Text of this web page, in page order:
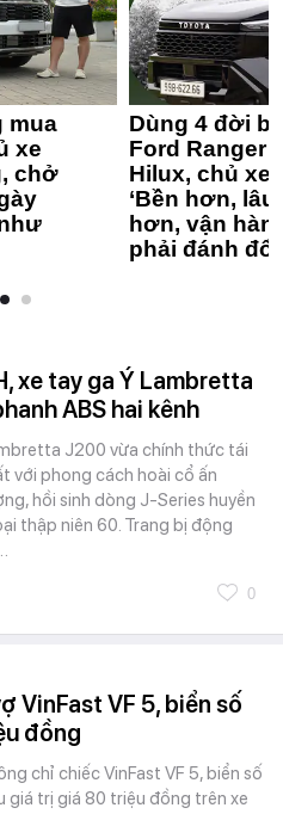
mua
xe
chở
Dùng 4 đời
Ford Ranger
Hilux, chủ xe
‘Bền hơn,
hơn, vận
phải đánh
xe tay ga Ý Lambretta
ABS hai kênh
J200 vừa chính thức tái
với phong cách hoài cổ ấn
hồi sinh dòng J-Series huyền
thập niên 60. Trang bị động
0
VinFast VF 5, biển số
đồng
chỉ chiếc VinFast VF 5, biển số
giá trị giá 80 triệu đồng trên xe